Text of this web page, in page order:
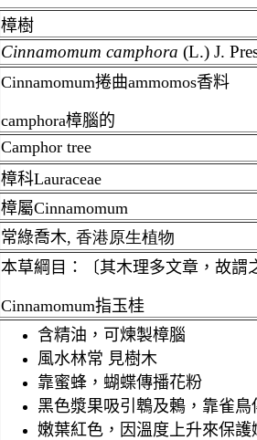
樟樹
Cinnamomum camphora (L.) J.
Cinnamomum捲曲ammomos香料
camphora樟腦的
Camphor tree
樟科Lauraceae
樟屬Cinnamomum
常綠喬木, 香港原生植物
本草綱目：〔其木理多文章，故謂
Cinnamomum指玉桂
含精油，可煉製樟腦
風水林常 見樹木
靠蜜蜂，蝴蝶傳播花粉
黑色漿果吸引鵯及鶇，靠雀鳥
嫩葉紅色，因溫度上升來保護